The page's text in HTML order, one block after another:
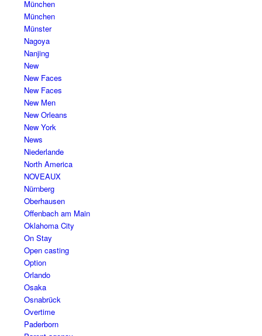
München
München
Münster
Nagoya
Nanjing
New
New Faces
New Faces
New Men
New Orleans
New York
News
Niederlande
North America
NOVEAUX
Nürnberg
Oberhausen
Offenbach am Main
Oklahoma City
On Stay
Open casting
Option
Orlando
Osaka
Osnabrück
Overtime
Paderborn